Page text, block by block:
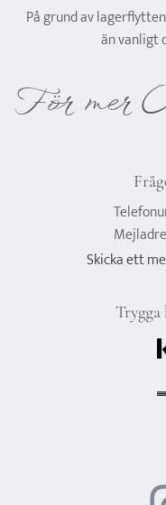
På grund av
än vanligt
För mer
Skicka ett
Trygga